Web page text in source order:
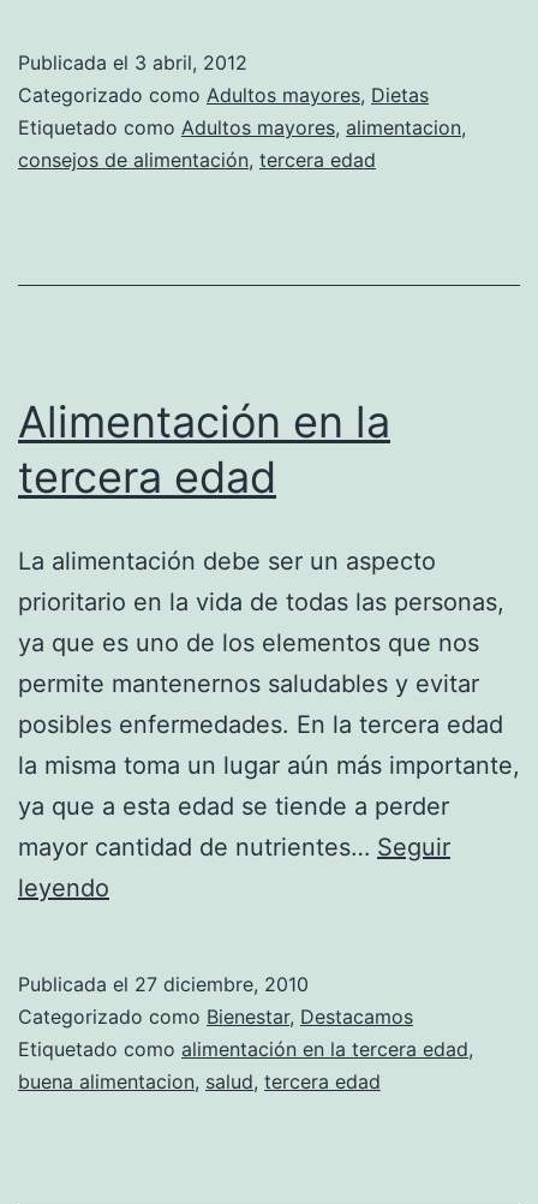
Publicada el 3 abril, 2012
Categorizado como Adultos mayores, Dietas
Etiquetado como Adultos mayores, alimentacion,
consejos de alimentación, tercera edad
Alimentación en la
tercera edad
La alimentación debe ser un aspecto
prioritario en la vida de todas las personas,
ya que es uno de los elementos que nos
permite mantenernos saludables y evitar
posibles enfermedades. En la tercera edad
la misma toma un lugar aún más importante,
ya que a esta edad se tiende a perder
mayor cantidad de nutrientes… Seguir
leyendo
tercera
edad
Publicada el 27 diciembre, 2010
Categorizado como Bienestar, Destacamos
Etiquetado como alimentación en la tercera edad,
buena alimentacion, salud, tercera edad